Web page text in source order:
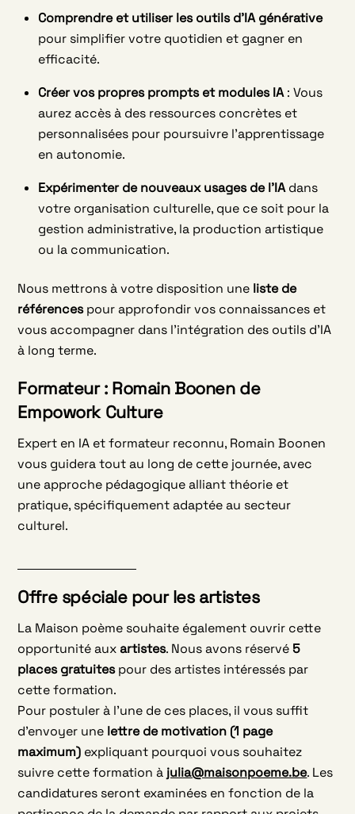
Comprendre et utiliser les outils d’IA générative
pour simplifier votre quotidien et gagner en
efficacité.
Créer vos propres prompts et modules IA: Vous
aurez accès à des ressources concrètes et
personnalisées pour poursuivre l’apprentissage
en autonomie.
Expérimenter de nouveaux usages de l’IAdans
votre organisation culturelle, que ce soit pour la
gestion administrative, la production artistique
ou la communication.
Nous mettrons à votre disposition une liste de
référencespour approfondir vos connaissances et
vous accompagner dans l’intégration des outils d’IA
à long terme.
Formateur : Romain Boonende
Empowork Culture
Expert en IA et formateur reconnu, Romain Boonen
vous guidera tout au long de cette journée, avec
une approche pédagogique alliant théorie et
pratique, spécifiquement adaptée au secteur
culturel.
Offre spéciale pour les artistes
La Maison poème souhaite également ouvrir cette
opportunité auxartistes. Nous avons réservé5
places gratuitespour des artistes intéressés par
cette formation.
Pour postuler à l’une de ces places, il vous suffit
d’envoyer une lettre de motivation (1 page
maximum) expliquant pourquoi vous souhaitez
suivre cette formation à julia@maisonpoeme.be. Les
candidatures seront examinées en fonction de la